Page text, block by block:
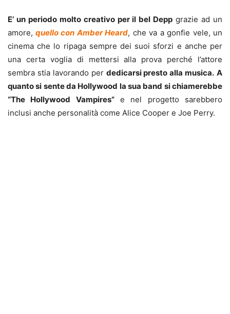
E’ un periodo molto creativo per il bel Depp grazie ad un
amore, quello con Amber Heard, che va a gonfie vele, un
cinema che lo ripaga sempre dei suoi sforzi e anche per
una certa voglia di mettersi alla prova perché l’attore
sembra stia lavorando per dedicarsi presto alla musica. A
quanto si sente da Hollywood la sua band si chiamerebbe
“The Hollywood Vampires”e nel progetto sarebbero
inclusi anche personalità come Alice Cooper e Joe Perry.